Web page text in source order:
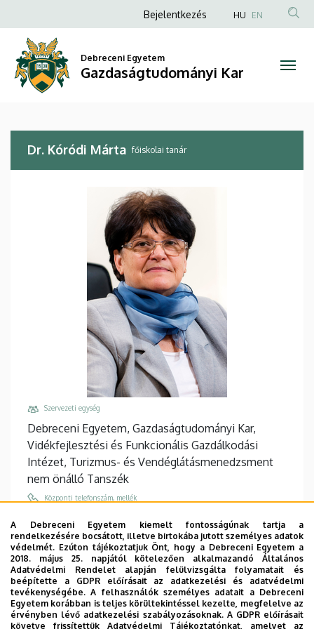
Kóródi
Márta
Gazdaságtudományi
Kar
a
tartalomra
Anonim
fiók
menüje
Bejelentkezés HU EN
Debreceni Egyetem
Gazdaságtudományi Kar
Dr. Kóródi Márta főiskolai tanár
Szervezeti egység
Debreceni Egyetem, Gazdaságtudományi Kar,
Vidékfejlesztési és Funkcionális Gazdálkodási
Intézet, Turizmus- és Vendéglátásmenedzsment
nem önálló Tanszék
Központi telefonszám, mellék
Email
korodi.marta@econ.unideb.hu
Cím
5000 Szolnok, Tiszaligeti sétány 14.
Épület, emelet, ajtó
A Debreceni Egyetem kiemelt fontosságúnak tartja a
rendelkezésére bocsátott, illetve birtokába jutott személyes adatok
védelmét. Ezúton tájékoztatjuk Önt, hogy a Debreceni Egyetem a
2018. május 25. napjától kötelezően alkalmazandó Általános
Adatvédelmi Rendelet alapján felülvizsgálta folyamatait és
beépítette a GDPR előírásait az adatkezelési és adatvédelmi
tevékenységébe. A felhasználók személyes adatait a Debreceni
Egyetem korábban is teljes körültekintéssel kezelte, megfelelve az
érvényben lévő adatkezelési szabályozásoknak. A GDPR előírásait
követve frissítettük Adatvédelmi Tájékoztatónkat, amelyet az